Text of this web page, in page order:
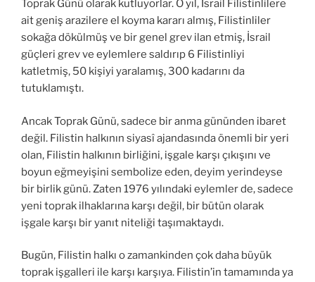
Toprak Günü olarak kutluyorlar. O yıl, İsrail Filistinlilere
ait geniş arazilere el koyma kararı almış, Filistinliler
sokağa dökülmüş ve bir genel grev ilan etmiş, İsrail
güçleri grev ve eylemlere saldırıp 6 Filistinliyi
katletmiş, 50 kişiyi yaralamış, 300 kadarını da
tutuklamıştı.
Ancak Toprak Günü, sadece bir anma gününden ibaret
değil. Filistin halkının siyasî ajandasında önemli bir yeri
olan, Filistin halkının birliğini, işgale karşı çıkışını ve
boyun eğmeyişini sembolize eden, deyim yerindeyse
bir birlik günü. Zaten 1976 yılındaki eylemler de, sadece
yeni toprak ilhaklarına karşı değil, bir bütün olarak
işgale karşı bir yanıt niteliği taşımaktaydı.
Bugün, Filistin halkı o zamankinden çok daha büyük
toprak işgalleri ile karşı karşıya. Filistin’in tamamında ya